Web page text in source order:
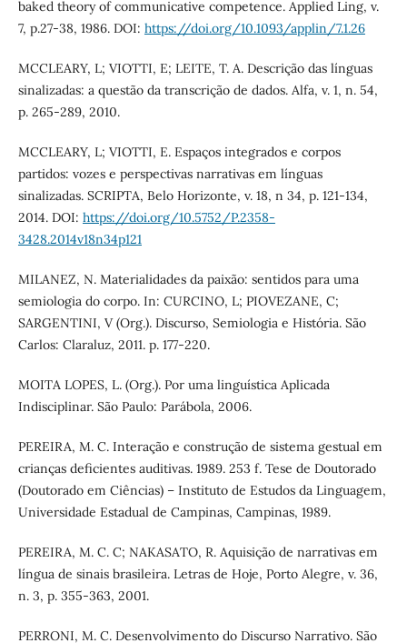
baked theory of communicative competence. Applied Ling, v.
7, p.27-38, 1986. DOI: https://doi.org/10.1093/applin/7.1.26
MCCLEARY, L; VIOTTI, E; LEITE, T. A. Descrição das línguas
sinalizadas: a questão da transcrição de dados. Alfa, v. 1, n. 54,
p. 265-289, 2010.
MCCLEARY, L; VIOTTI, E. Espaços integrados e corpos
partidos: vozes e perspectivas narrativas em línguas
sinalizadas. SCRIPTA, Belo Horizonte, v. 18, n 34, p. 121-134,
2014. DOI: https://doi.org/10.5752/P.2358-
3428.2014v18n34p121
MILANEZ, N. Materialidades da paixão: sentidos para uma
semiologia do corpo. In: CURCINO, L; PIOVEZANE, C;
SARGENTINI, V (Org.). Discurso, Semiologia e História. São
Carlos: Claraluz, 2011. p. 177-220.
MOITA LOPES, L. (Org.). Por uma linguística Aplicada
Indisciplinar. São Paulo: Parábola, 2006.
PEREIRA, M. C. Interação e construção de sistema gestual em
crianças deficientes auditivas. 1989. 253 f. Tese de Doutorado
(Doutorado em Ciências) – Instituto de Estudos da Linguagem,
Universidade Estadual de Campinas, Campinas, 1989.
PEREIRA, M. C. C; NAKASATO, R. Aquisição de narrativas em
língua de sinais brasileira. Letras de Hoje, Porto Alegre, v. 36,
n. 3, p. 355-363, 2001.
PERRONI, M. C. Desenvolvimento do Discurso Narrativo. São